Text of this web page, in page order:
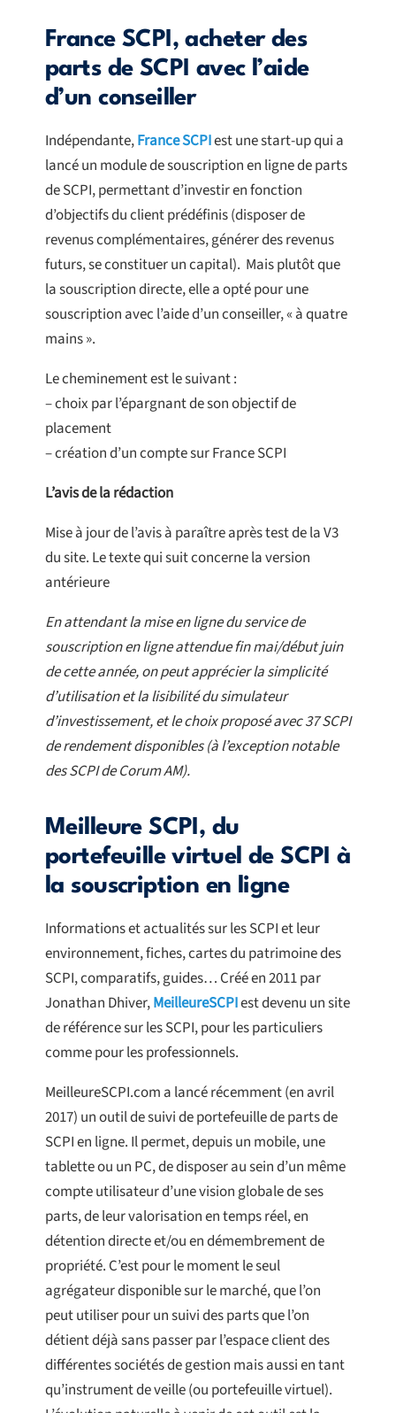
France SCPI, acheter des
parts de SCPI avec l’aide
d’un conseiller
Indépendante,France SCPIest une start-up qui a
lancé un module de souscription en ligne de parts
de SCPI, permettant d’investir en fonction
d’objectifs du client prédéfinis (disposer de
revenus complémentaires, générer des revenus
futurs, se constituer un capital). Mais plutôt que
la souscription directe, elle a opté pour une
souscription avec l’aide d’un conseiller, « à quatre
mains ».
Le cheminement est le suivant :
– choix par l’épargnant de son objectif de
placement
– création d’un compte sur France SCPI
L’avis de la rédaction
Mise à jour de l’avis à paraître après test de la V3
du site. Le texte qui suit concerne la version
antérieure
En attendant la mise en ligne du service de
souscription en ligne attendue fin mai/début juin
de cette année, on peut apprécier la simplicité
d’utilisation et la lisibilité du simulateur
d’investissement, et le choix proposé avec 37 SCPI
de rendement disponibles (à l’exception notable
des SCPI de Corum AM).
Meilleure SCPI, du
portefeuille virtuel de SCPI à
la souscription en ligne
Informations et actualités sur les SCPI et leur
environnement, fiches, cartes du patrimoine des
SCPI, comparatifs, guides… Créé en 2011 par
Jonathan Dhiver,MeilleureSCPIest devenu un site
de référence sur les SCPI, pour les particuliers
comme pour les professionnels.
MeilleureSCPI.com a lancé récemment (en avril
2017) un outil de suivi de portefeuille de parts de
SCPI en ligne. Il permet, depuis un mobile, une
tablette ou un PC, de disposer au sein d’un même
compte utilisateur d’une vision globale de ses
parts, de leur valorisation en temps réel, en
détention directe et/ou en démembrement de
propriété. C’est pour le moment le seul
agrégateur disponible sur le marché, que l’on
peut utiliser pour un suivi des parts que l’on
détient déjà sans passer par l’espace client des
différentes sociétés de gestion mais aussi en tant
qu’instrument de veille (ou portefeuille virtuel).